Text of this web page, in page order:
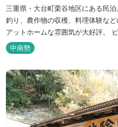
三重県・大台町栗谷地区にある民
釣り、農作物の収穫、料理体験など
アットホームな雰囲気が大好評。
しめます。6月はホタル観賞が人気
会には無い闇の中を飛び交うヒメ
り、星空を眺めたり・・・ 初夏の
しい声を聞く事ができた...
中南勢